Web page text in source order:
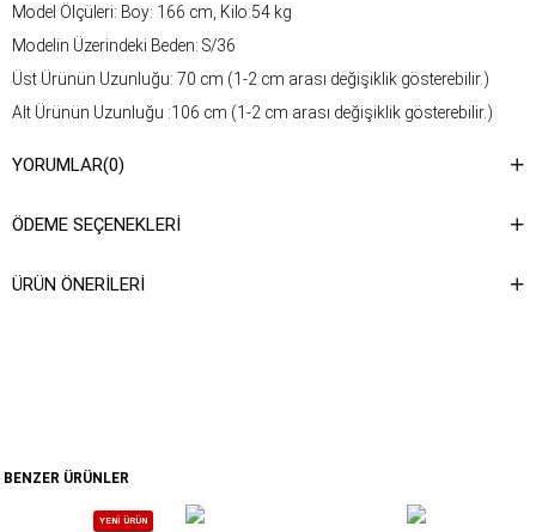
Model Ölçüleri: Boy: 166 cm, Kilo:54 kg
Modelin Üzerindeki Beden: S/36
Üst Ürünün Uzunluğu: 70 cm (1-2 cm arası değişiklik gösterebilir.)
Alt Ürünün Uzunluğu :106 cm (1-2 cm arası değişiklik gösterebilir.)
Yıkama Talimatı : Ürünün iç kısmında bulunan etiketten yıkama
talimatına ulaşabilirsiniz.
YORUMLAR(0)
ÖDEME SEÇENEKLERI
ÜRÜN ÖNERILERI
BENZER ÜRÜNLER
YENI ÜRÜN